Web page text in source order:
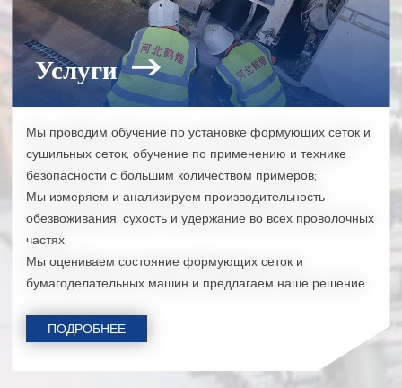
Услуги
Мы проводим обучение по установке формующих сеток и
сушильных сеток, обучение по применению и технике
безопасности с большим количеством примеров;
Мы измеряем и анализируем производительность
обезвоживания, сухость и удержание во всех проволочных
частях;
Мы оцениваем состояние формующих сеток и
бумагоделательных машин и предлагаем наше решение.
ПОДРОБНЕЕ